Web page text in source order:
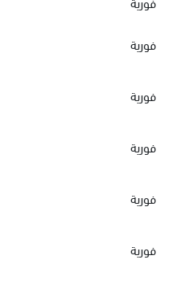
فورية
فورية
فورية
فورية
فورية